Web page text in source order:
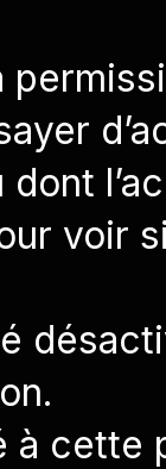
dont
voir
à cette